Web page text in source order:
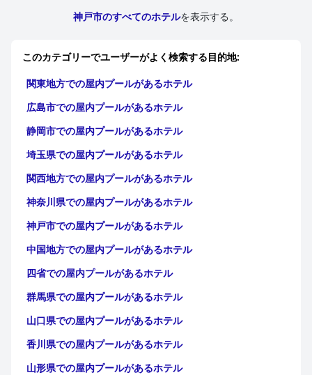
神戸市のすべてのホテルを表示する。
このカテゴリーでユーザーがよく検索する目的地:
関東地方での屋内プールがあるホテル
広島市での屋内プールがあるホテル
静岡市での屋内プールがあるホテル
埼玉県での屋内プールがあるホテル
関西地方での屋内プールがあるホテル
神奈川県での屋内プールがあるホテル
神戸市での屋内プールがあるホテル
中国地方での屋内プールがあるホテル
四省での屋内プールがあるホテル
群馬県での屋内プールがあるホテル
山口県での屋内プールがあるホテル
香川県での屋内プールがあるホテル
山形県での屋内プールがあるホテル